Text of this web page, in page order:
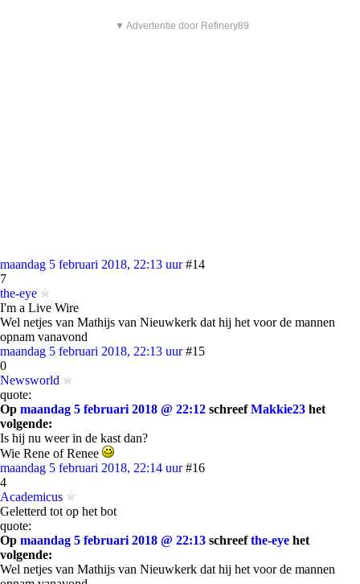
▼ Advertentie door Refinery89
maandag 5 februari 2018, 22:13 uur #14
7
the-eye
I'm a Live Wire
Wel netjes van Mathijs van Nieuwkerk dat hij het voor de mannen
opnam vanavond
maandag 5 februari 2018, 22:13 uur #15
0
Newsworld
quote:
Op maandag 5 februari 2018 @ 22:12 schreefMakkie23 het
volgende:
Is hij nu weer in de kast dan?
Wie Rene of Renee
maandag 5 februari 2018, 22:14 uur #16
4
Academicus
Geletterd tot op het bot
quote:
Op maandag 5 februari 2018 @ 22:13 schreefthe-eye het
volgende:
Wel netjes van Mathijs van Nieuwkerk dat hij het voor de mannen